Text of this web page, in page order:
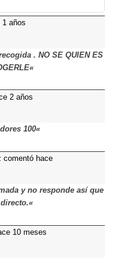
1 años
. NO SE QUIEN ES
2 años
100«
comentó hace
y no responde así que
10 meses